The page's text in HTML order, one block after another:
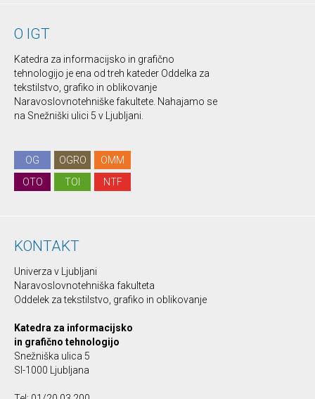
O IGT
Katedra za informacijsko in grafično
tehnologijo je ena od treh kateder Oddelka za
tekstilstvo, grafiko in oblikovanje
Naravoslovnotehniške fakultete. Nahajamo se
na Snežniški ulici 5 v Ljubljani.
OG OGRO
OMM
OTO
TOI NTF
KONTAKT
Univerza v Ljubljani
Naravoslovnotehniška fakulteta
Oddelek za tekstilstvo, grafiko in oblikovanje
Katedra za informacijsko
in grafično tehnologijo
Snežniška ulica 5
SI-1000 Ljubljana